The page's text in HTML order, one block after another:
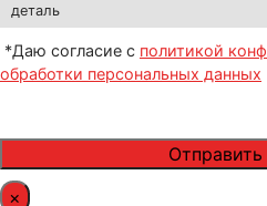
деталь
*Даю согласие с политикой
обработки персональных данных
×